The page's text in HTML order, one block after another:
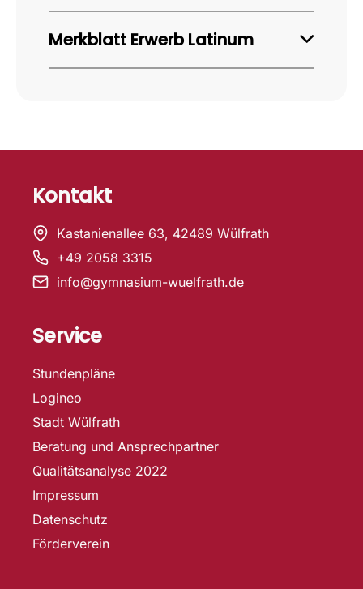
Merkblatt Erwerb Latinum
Kontakt
Kastanienallee 63, 42489 Wülfrath
+49 2058 3315
info@gymnasium-wuelfrath.de
Service
Stundenpläne
Logineo
Stadt Wülfrath
Beratung und Ansprechpartner
Qualitätsanalyse 2022
Impressum
Datenschutz
Förderverein